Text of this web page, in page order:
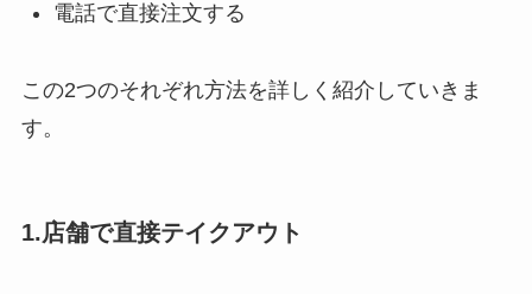
電話で直接注文する
この2つのそれぞれ方法を詳しく紹介していきま
す。
1.店舗で直接テイクアウト